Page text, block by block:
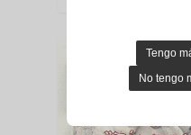
NOTICIAS VIKING BAD